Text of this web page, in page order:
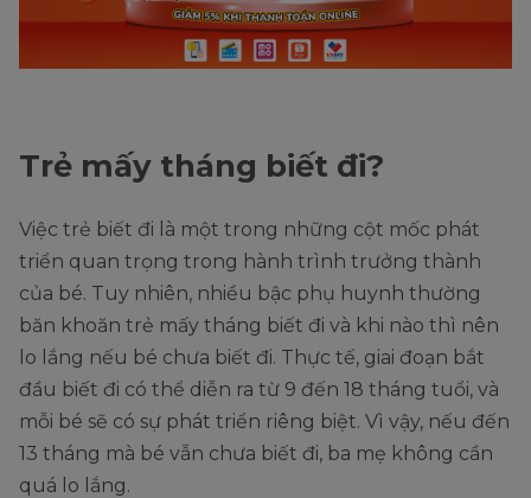
Trẻ mấy tháng biết đi?
Việc trẻ biết đi là một trong những cột mốc phát
triển quan trọng trong hành trình trưởng thành
của bé. Tuy nhiên, nhiều bậc phụ huynh thường
băn khoăn trẻ mấy tháng biết đi và khi nào thì nên
lo lắng nếu bé chưa biết đi. Thực tế, giai đoạn bắt
đầu biết đi có thể diễn ra từ 9 đến 18 tháng tuổi, và
mỗi bé sẽ có sự phát triển riêng biệt. Vì vậy, nếu đến
13 tháng mà bé vẫn chưa biết đi, ba mẹ không cần
quá lo lắng.